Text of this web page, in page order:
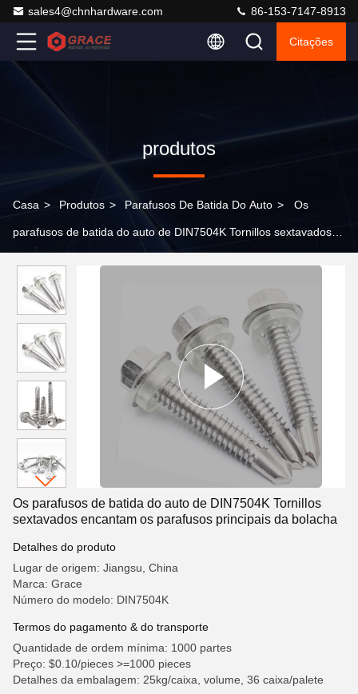
sales4@chnhardware.com 86-153-7147-8913
Citações
produtos
Casa > Produtos > Parafusos De Batida Do Auto > Os
parafusos de batida do auto de DIN7504K Tornillos sextavados
Os parafusos de batida do auto de DIN7504K Tornillos
sextavados encantam os parafusos principais da bolacha
Detalhes do produto
Lugar de origem: Jiangsu, China
Marca: Grace
Número do modelo: DIN7504K
Termos do pagamento & do transporte
Quantidade de ordem mínima: 1000 partes
Preço: $0.10/pieces >=1000 pieces
Detalhes da embalagem: 25kg/caixa, volume, 36 caixa/palete